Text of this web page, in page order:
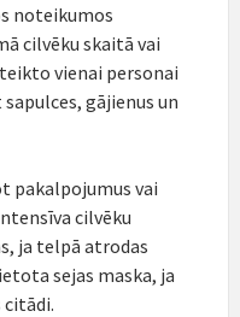
noteikumos
cilvēku skaitā vai
vienai personai
gājienus un
pakalpojumus vai
cilvēku
ja telpā atrodas
sejas maska, ja